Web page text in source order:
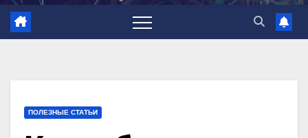
ПОЛЕЗНЫЕ СТАТЬИ